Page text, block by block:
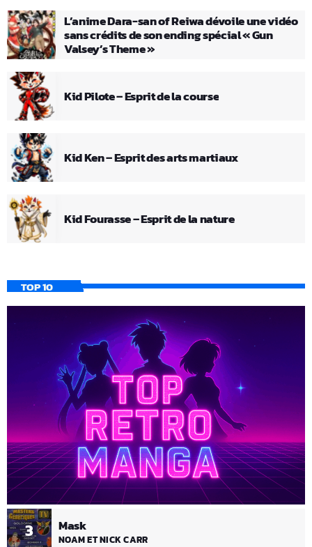
L’anime Dara-san of Reiwa dévoile une vidéo
sans crédits de son ending spécial « Gun
Valsey’s Theme »
Kid Pilote – Esprit de la course
Kid Ken – Esprit des arts martiaux
Kid Fourasse – Esprit de la nature
TOP 10
3 Mask
NOAM ET NICK CARR